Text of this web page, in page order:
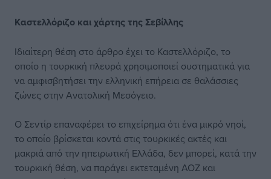
Καστελλόριζο και χάρτης της Σεβίλλης
Ιδιαίτερη θέση στο άρθρο έχει το Καστελλόριζο, το
οποίο η τουρκική πλευρά χρησιμοποιεί συστηματικά για
να αμφισβητήσει την ελληνική επήρεια σε θαλάσσιες
ζώνες στην Ανατολική Μεσόγειο.
Ο Σεντίρ επαναφέρει το επιχείρημα ότι ένα μικρό νησί,
το οποίο βρίσκεται κοντά στις τουρκικές ακτές και
μακριά από την ηπειρωτική Ελλάδα, δεν μπορεί, κατά την
τουρκική θέση, να παράγει εκτεταμένη ΑΟΖ και